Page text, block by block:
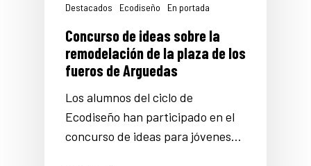
Destacados Ecodiseño En portada
Concurso de ideas sobre la
remodelación de la plaza de los
fueros de Arguedas
Los alumnos del ciclo de
Ecodiseño han participado en el
concurso de ideas para jóvenes…